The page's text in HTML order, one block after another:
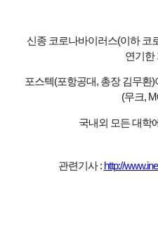
신종 코로나바이러스(이하 코
연기한
포스텍(포항공대, 총장 김무환
(무크,
국내외 모든 대학
관련기사 : http://